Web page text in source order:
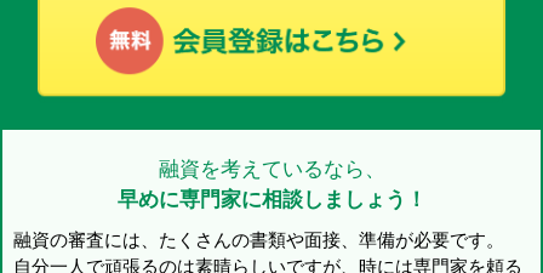
融資を考えているなら、
早めに専門家に相談しましょう！
融資の審査には、たくさんの書類や面接、準備が必要です。
自分一人で頑張るのは素晴らしいですが、時には専門家を頼る